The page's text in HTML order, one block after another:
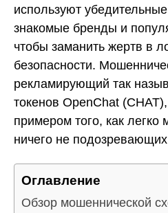
используют
знакомые бренды и
чтобы заманить жертв в
безопасности.
рекламирующий так
токенов OpenChat
примером того, как легко
ничего не
Оглавление
Обзор мошеннической